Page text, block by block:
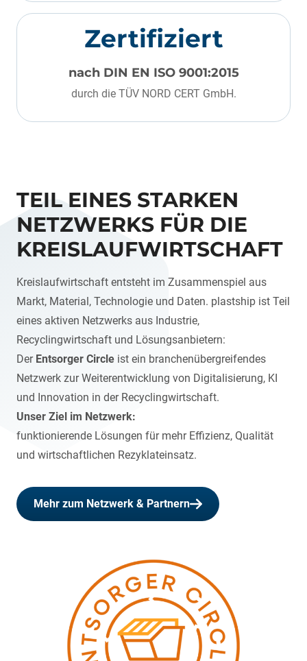
Zertifiziert
nach DIN EN ISO 9001:2015
durch die TÜV NORD CERT GmbH.
TEIL EINES STARKEN
NETZWERKS FÜR DIE
KREISLAUFWIRTSCHAFT
Kreislaufwirtschaft entsteht im Zusammenspiel aus
Markt, Material, Technologie und Daten. plastship ist Teil
eines aktiven Netzwerks aus Industrie,
Recyclingwirtschaft und Lösungsanbietern:
Der Entsorger Circle ist ein branchenübergreifendes
Netzwerk zur Weiterentwicklung von Digitalisierung, KI
und Innovation in der Recyclingwirtschaft.
Unser Ziel im Netzwerk:
funktionierende Lösungen für mehr Effizienz, Qualität
und wirtschaftlichen Rezyklateinsatz.
Mehr zum Netzwerk & Partnern